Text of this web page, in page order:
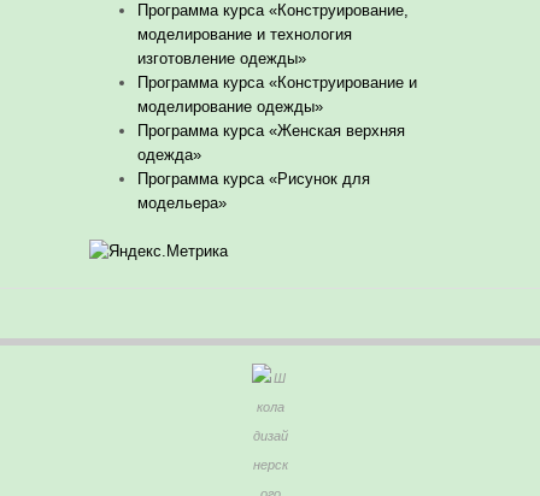
Программа курса «Конструирование,
моделирование и технология
изготовление одежды»
Программа курса «Конструирование и
моделирование одежды»
Программа курса «Женская верхняя
одежда»
Программа курса «Рисунок для
модельера»